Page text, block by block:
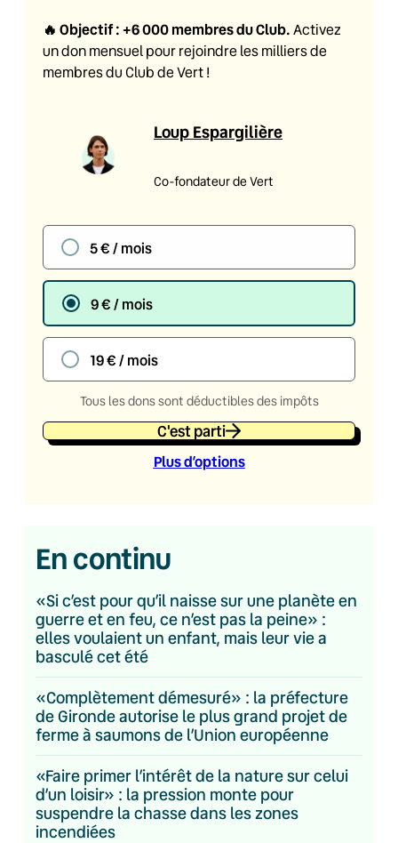
🔥 Objectif : +6 000 membres du Club. Activez
un don mensuel pour rejoindre les milliers de
membres du Club de Vert !
Loup Espargilière
Co-fondateur de Vert
5 € / mois
9 € / mois
19 € / mois
Tous les dons sont déductibles des impôts
C'est parti
Plus d’options
En continu
«Si c’est pour qu’il naisse sur une planète en
guerre et en feu, ce n’est pas la peine» :
elles voulaient un enfant, mais leur vie a
basculé cet été
«Complètement démesuré» : la préfecture
de Gironde autorise le plus grand projet de
ferme à saumons de l’Union européenne
«Faire primer l’intérêt de la nature sur celui
d’un loisir» : la pression monte pour
suspendre la chasse dans les zones
incendiées